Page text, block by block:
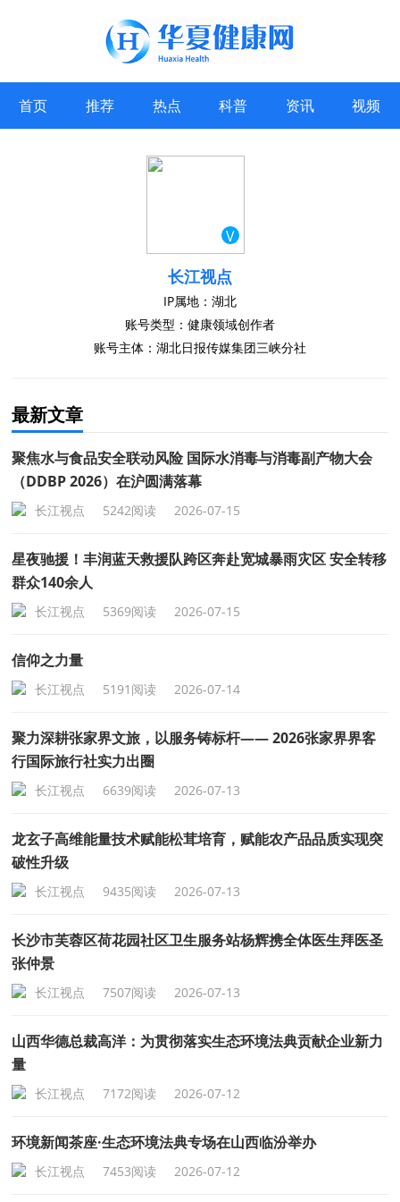
首页 推荐 热点 科普 资讯 视频
V
长江视点
IP属地：湖北
账号类型：健康领域创作者
账号主体：湖北日报传媒集团三峡分社
最新文章
聚焦水与食品安全联动风险 国际水消毒与消毒副产物大会
（DDBP 2026）在沪圆满落幕
长江视点 5242阅读 2026-07-15
星夜驰援！丰润蓝天救援队跨区奔赴宽城暴雨灾区 安全转移
群众140余人
长江视点 5369阅读 2026-07-15
信仰之力量
长江视点 5191阅读 2026-07-14
聚力深耕张家界文旅，以服务铸标杆—— 2026张家界界客
行国际旅行社实力出圈
长江视点 6639阅读 2026-07-13
龙玄子高维能量技术赋能松茸培育，赋能农产品品质实现突
破性升级
长江视点 9435阅读 2026-07-13
长沙市芙蓉区荷花园社区卫生服务站杨辉携全体医生拜医圣
张仲景
长江视点 7507阅读 2026-07-13
山西华德总裁高洋：为贯彻落实生态环境法典贡献企业新力
量
长江视点 7172阅读 2026-07-12
环境新闻茶座·生态环境法典专场在山西临汾举办
长江视点 7453阅读 2026-07-12